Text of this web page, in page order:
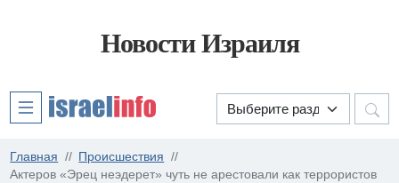
Новости Израиля
Главная
Происшествия
Актеров «Эрец неэдерет» чуть не арестовали как террористов